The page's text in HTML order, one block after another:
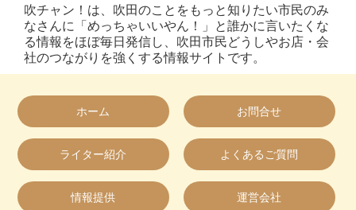
吹チャン！は、吹田のことをもっと知りたい市民のみ
なさんに「めっちゃいいやん！」と誰かに言いたくな
る情報をほぼ毎日発信し、吹田市民どうしやお店・会
社のつながりを強くする情報サイトです。
ホーム お問合せ
ライター紹介 よくあるご質問
情報提供 運営会社